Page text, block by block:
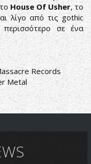
House Of Usher, το
λίγο από τις gothic
σε ένα
Records
Metal